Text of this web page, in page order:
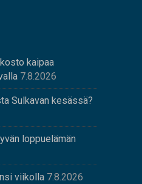
kaipaa
7.8.2026
Sulkavan kesässä?
loppuelämän
viikolla 7.8.2026